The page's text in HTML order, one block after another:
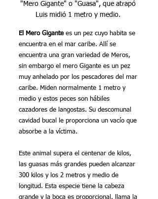
"Mero Gigante" o "Guasa", que atrapó
Luis midió 1 metro y medio.
El Mero Gigante es un pez cuyo habita se
encuentra en el mar caribe. Allí se
encuentra una gran variedad de Meros,
sin embargo el mero Gigante es un pez
muy anhelado por los pescadores del mar
caribe. Miden normalmente 1 metro y
medio y estos peces son hábiles
cazadores de langostas. Su descomunal
cavidad bucal le proporciona un vacío que
absorbe a la víctima.
Este animal supera el centenar de kilos,
las guasas más grandes pueden alcanzar
300 kilos y los 2 metros y medio de
longitud. Esta especie tiene la cabeza
grande y la boca es proporcional, llama la